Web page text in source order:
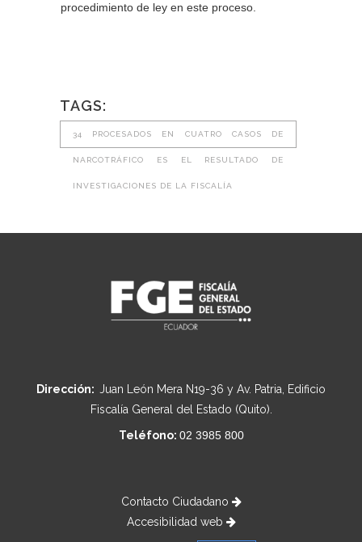
procedimiento de ley en este proceso.
TAGS:
34 PROCESADOS EN CUATRO CASOS DE
NARCOTRÁFICO ES EL RESULTADO DE
INVESTIGACIONES DE LA FISCALÍA
Dirección: Juan León Mera N19-36 y Av. Patria, Edificio
Fiscalía General del Estado (Quito).
Teléfono: 02 3985 800
Contacto Ciudadano
Accesibilidad web